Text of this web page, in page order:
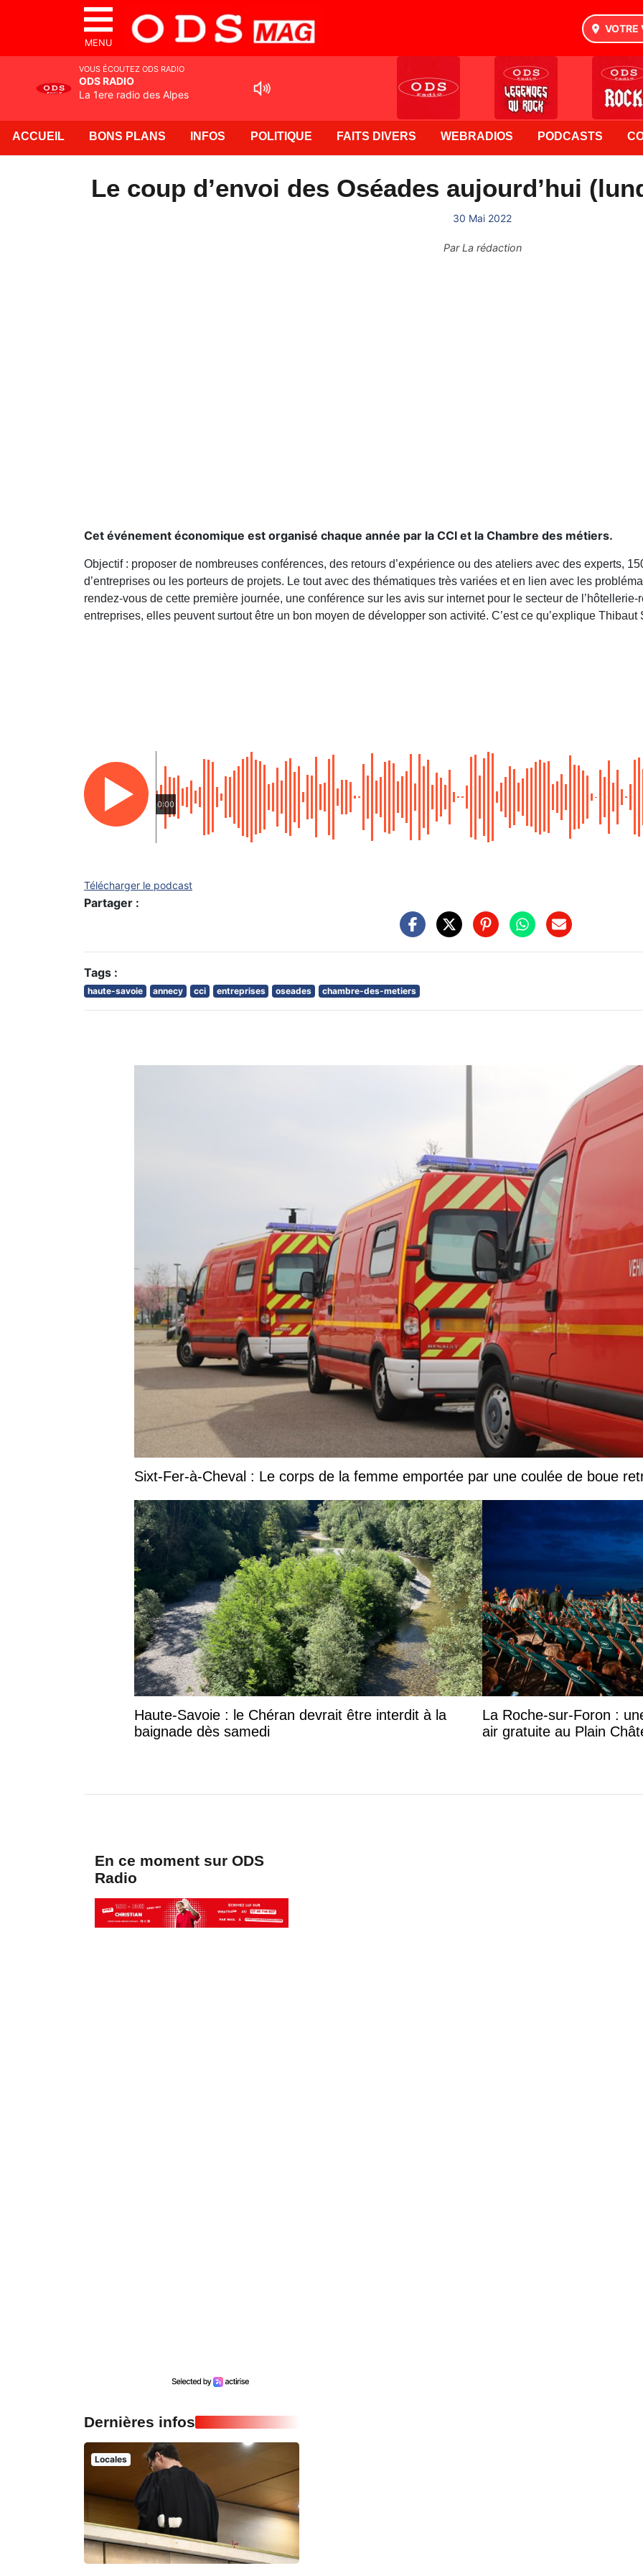
MENU
VOTRE
ACCUEIL BONS PLANS INFOS POLITIQUE FAITS DIVERS WEBRADIOS PODCASTS
Le coup d’envoi des Oséades aujourd’hui
30 Mai 2022
ParLa rédaction
Cet événement économique est organisé chaque année par la CCI et la Chambre des métiers.
Objectif : proposer de nombreuses conférences, des retours d’expérience ou des ateliers avec des experts,
d’entreprises ou les porteurs de projets. Le tout avec des thématiques très variées et en lien avec les
rendez-vous de cette première journée, une conférence sur les avis sur internet pour le secteur de
entreprises, elles peuvent surtout être un bon moyen de développer son activité. C’est ce qu’explique
0:00
Télécharger le podcast
Partager :
Tags :
haute-savoie annecy cci entreprises oseades chambre-des-metiers
Sixt-Fer-à-Cheval : Le corps de la femme emportée par une coulée de boue
Haute-Savoie : le Chéran devrait être interdit à la
baignade dès samedi
La Roche-sur-Foron :
air gratuite au Plain
En ce moment sur ODS
Radio
Dernières infos
Locales
VOUS ÉCOUTEZ ODS RADIO
ODS RADIO
La 1ere radio des Alpes